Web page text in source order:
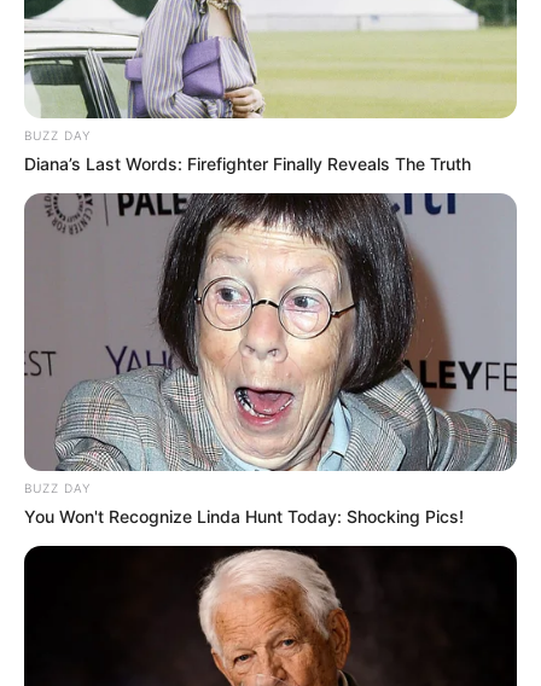
Serem! 9 Chat Ojek Online &
Pelanggan Ini Bikin Auto
Merinding
Bikin Ngakak, 10 Potret
Cosplay Murah Pakai Bahan
BUZZ DAY
Diana’s Last Words: Firefighter Finally Reveals The Truth
BUZZ DAY
You Won't Recognize Linda Hunt Today: Shocking Pics!